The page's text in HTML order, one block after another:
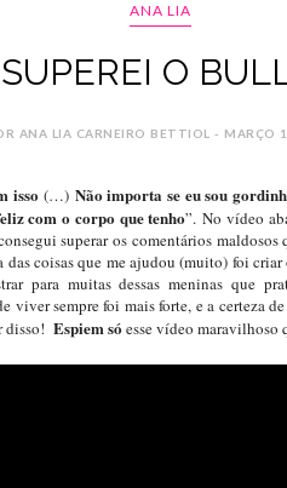
ANA LIA
O
ANA LIA CARNEIRO BETTIOL - MARÇO
isso(…) Não importa se eu sou
com o corpo que tenho”. No vídeo
superar os comentários
coisas que me ajudou (muito) foi
para muitas dessas meninas que
viver sempre foi mais forte, e a certeza
disso! Espiem só esse vídeo maravilhoso